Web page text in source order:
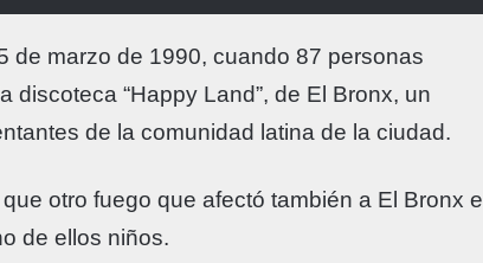
de marzo de 1990, cuando 87 personas
“Happy Land”, de El Bronx, un
de la comunidad latina de la ciudad.
otro fuego que afectó también a El Bronx el
de ellos niños.